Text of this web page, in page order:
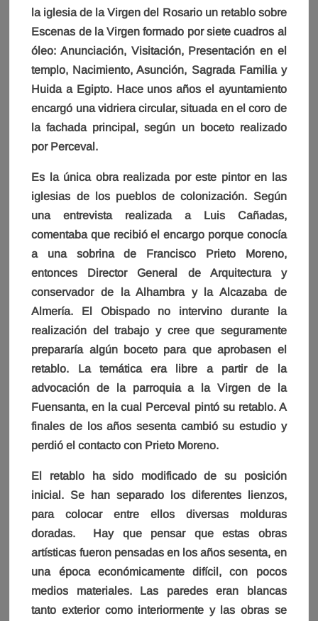
la iglesia de la Virgen del Rosario un retablo sobre
Escenas de la Virgen formado por siete cuadros al
óleo: Anunciación, Visitación, Presentación en el
templo, Nacimiento, Asunción, Sagrada Familia y
Huida a Egipto. Hace unos años el ayuntamiento
encargó una vidriera circular, situada en el coro de
la fachada principal, según un boceto realizado
por Perceval.
Es la única obra realizada por este pintor en las
iglesias de los pueblos de colonización. Según
una entrevista realizada a Luis Cañadas,
comentaba que recibió el encargo porque conocía
a una sobrina de Francisco Prieto Moreno,
entonces Director General de Arquitectura y
conservador de la Alhambra y la Alcazaba de
Almería. El Obispado no intervino durante la
realización del trabajo y cree que seguramente
prepararía algún boceto para que aprobasen el
retablo. La temática era libre a partir de la
advocación de la parroquia a la Virgen de la
Fuensanta, en la cual Perceval pintó su retablo. A
finales de los años sesenta cambió su estudio y
perdió el contacto con Prieto Moreno.
El retablo ha sido modificado de su posición
inicial. Se han separado los diferentes lienzos,
para colocar entre ellos diversas molduras
doradas. Hay que pensar que estas obras
artísticas fueron pensadas en los años sesenta, en
una época económicamente difícil, con pocos
medios materiales. Las paredes eran blancas
tanto exterior como interiormente y las obras se